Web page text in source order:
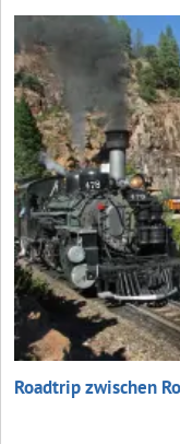
Roadtrip zwischen